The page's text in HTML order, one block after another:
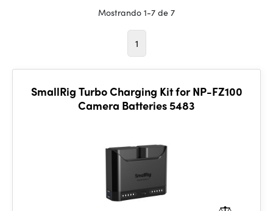
Mostrando 1-7 de 7
1
SmallRig Turbo Charging Kit for NP-FZ100
Camera Batteries 5483